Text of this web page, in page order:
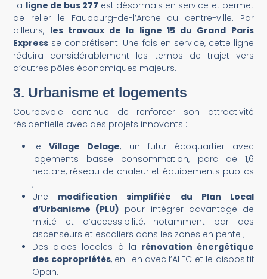
La ligne de bus 277 est désormais en service et permet
de relier le Faubourg-de-l’Arche au centre-ville. Par
ailleurs, les travaux de la ligne 15 du Grand Paris
Express se concrétisent. Une fois en service, cette ligne
réduira considérablement les temps de trajet vers
d’autres pôles économiques majeurs.
3. Urbanisme et logements
Courbevoie continue de renforcer son attractivité
résidentielle avec des projets innovants :
LeVillage Delage, un futur écoquartier avec
logements basse consommation, parc de 1,6
hectare, réseau de chaleur et équipements publics
;
Une modification simplifiée du Plan Local
d’Urbanisme (PLU) pour intégrer davantage de
mixité et d’accessibilité, notamment par des
ascenseurs et escaliers dans les zones en pente ;
Des aides locales à la rénovation énergétique
des copropriétés, en lien avec l’ALEC et le dispositif
Opah.